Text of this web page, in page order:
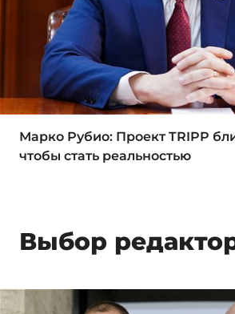
Марко Рубио: Проект TRIPP
чтобы стать реальностью
Выбор